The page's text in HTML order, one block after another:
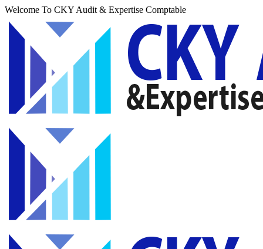
Welcome To CKY Audit & Expertise Comptable